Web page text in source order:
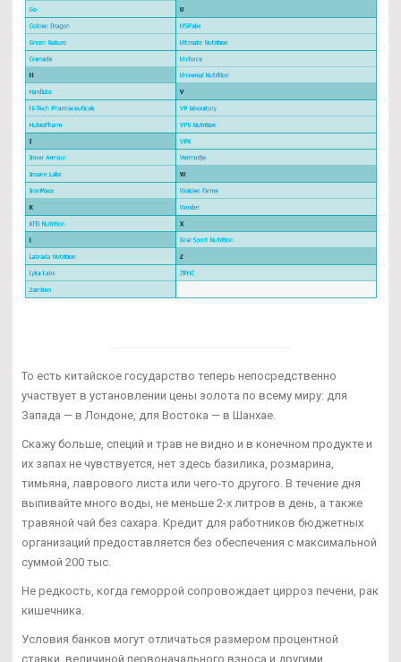
То есть китайское государство теперь непосредственно
участвует в установлении цены золота по всему миру: для
Запада — в Лондоне, для Востока — в Шанхае.
Скажу больше, специй и трав не видно и в конечном продукте и
их запах не чувствуется, нет здесь базилика, розмарина,
тимьяна, лаврового листа или чего-то другого. В течение дня
выпивайте много воды, не меньше 2-х литров в день, а также
травяной чай без сахара. Кредит для работников бюджетных
организаций предоставляется без обеспечения с максимальной
суммой 200 тыс.
Не редкость, когда геморрой сопровождает цирроз печени, рак
кишечника.
Условия банков могут отличаться размером процентной
ставки, величиной первоначального взноса и другими